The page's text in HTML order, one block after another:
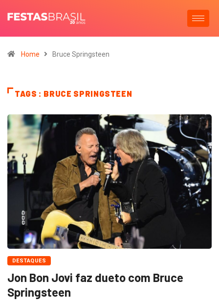
Home Bruce Springsteen
TAGS : BRUCE SPRINGSTEEN
DESTAQUES
Jon Bon Jovi faz dueto com Bruce
Springsteen